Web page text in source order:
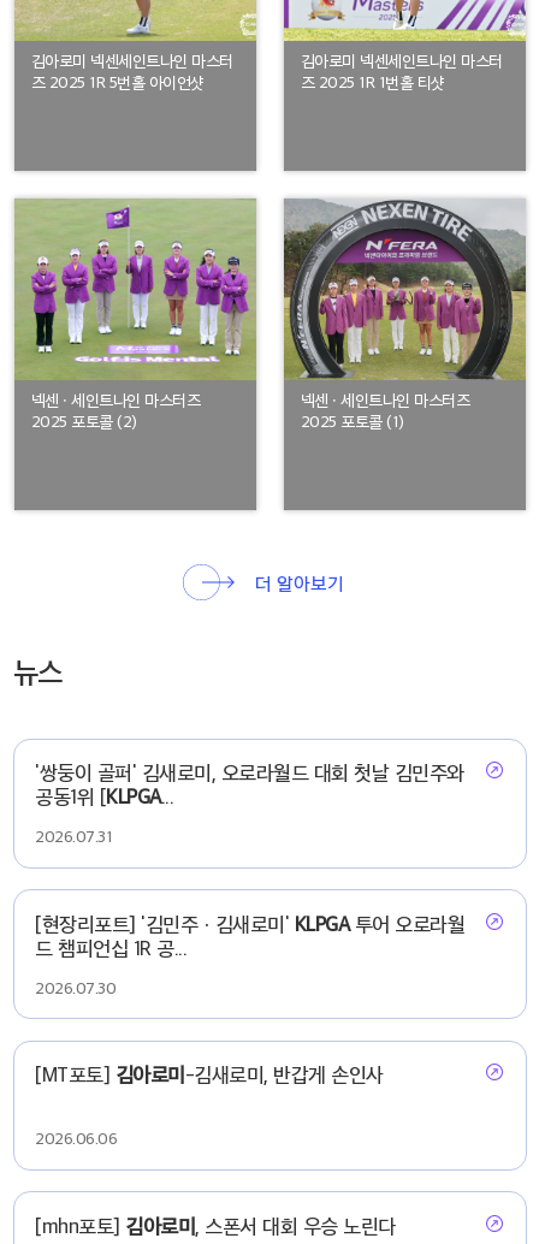
김아로미 넥센세인트나인 마스터
즈 2025 1R 5번홀 아이언샷
김아로미 넥센세인트나인 마스터
즈 2025 1R 1번홀 티샷
넥센 · 세인트나인 마스터즈
2025 포토콜 (2)
넥센 · 세인트나인 마스터즈
2025 포토콜 (1)
더 알아보기
뉴스
'쌍둥이 골퍼' 김새로미, 오로라월드 대회 첫날 김민주와
공동1위 [KLPGA...
2026.07.31
[현장리포트] '김민주ㆍ김새로미' KLPGA투어 오로라월
드 챔피언십 1R 공...
2026.07.30
[MT포토] 김아로미-김새로미, 반갑게 손인사
2026.06.06
[mhn포토] 김아로미 , 스폰서 대회 우승 노린다